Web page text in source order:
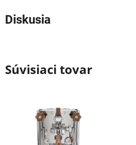
Diskusia
Súvisiaci tovar